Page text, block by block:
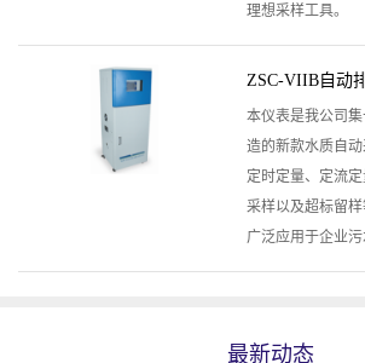
理想采样工具。
ZSC-VIIB自动
本仪表是我公司
造的新款水质自动
定时定量、定流
采样以及超标留
广泛应用于企业污
最新动态